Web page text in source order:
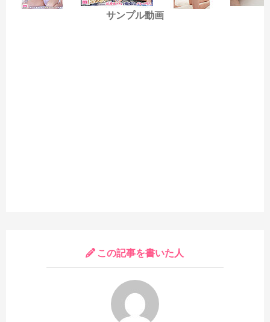
サンプル動画
この記事を書いた人